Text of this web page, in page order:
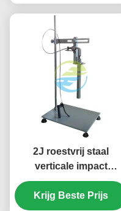
producten
2J roestvrij staal
verticale impact
testmachine IEC60068-
2-75 test Ehc
Krijg Beste Prijs